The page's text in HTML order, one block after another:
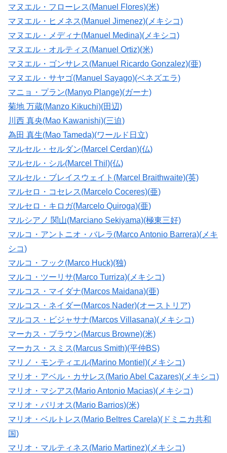
マヌエル・フローレス(Manuel Flores)(米)
マヌエル・ヒメネス(Manuel Jimenez)(メキシコ)
マヌエル・メディナ(Manuel Medina)(メキシコ)
マヌエル・オルティス(Manuel Ortiz)(米)
マヌエル・ゴンサレス(Manuel Ricardo Gonzalez)(亜)
マヌエル・サヤゴ(Manuel Sayago)(ベネズエラ)
マニョ・プラン(Manyo Plange)(ガーナ)
菊地 万蔵(Manzo Kikuchi)(田辺)
川西 真央(Mao Kawanishi)(三迫)
為田 真生(Mao Tameda)(ワールド日立)
マルセル・セルダン(Marcel Cerdan)(仏)
マルセル・シル(Marcel Thil)(仏)
マルセル・ブレイスウェイト(Marcel Braithwaite)(英)
マルセロ・コセレス(Marcelo Coceres)(亜)
マルセロ・キロガ(Marcelo Quiroga)(亜)
マルシアノ 関山(Marciano Sekiyama)(極東三好)
マルコ・アントニオ・バレラ(Marco Antonio Barrera)(メキ
シコ)
マルコ・フック(Marco Huck)(独)
マルコ・ツーリサ(Marco Turriza)(メキシコ)
マルコス・マイダナ(Marcos Maidana)(亜)
マルコス・ネイダー(Marcos Nader)(オーストリア)
マルコス・ビジャサナ(Marcos Villasana)(メキシコ)
マーカス・ブラウン(Marcus Browne)(米)
マーカス・スミス(Marcus Smith)(平仲BS)
マリノ・モンティエル(Marino Montiel)(メキシコ)
マリオ・アベル・カサレス(Mario Abel Cazares)(メキシコ)
マリオ・マシアス(Mario Antonio Macias)(メキシコ)
マリオ・バリオス(Mario Barrios)(米)
マリオ・ベルトレス(Mario Beltres Carela)(ドミニカ共和
国)
マリオ・マルティネス(Mario Martinez)(メキシコ)